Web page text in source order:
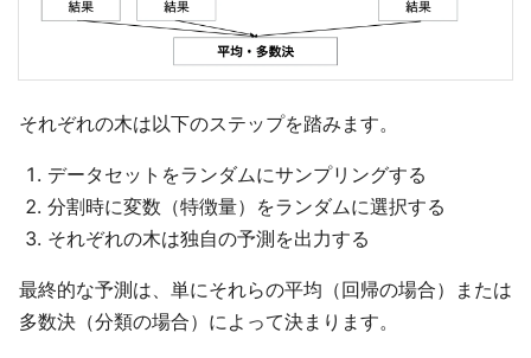
それぞれの木は以下のステップを踏みます。
データセットをランダムにサンプリングする
分割時に変数（特徴量）をランダムに選択する
それぞれの木は独自の予測を出力する
最終的な予測は、単にそれらの平均（回帰の場合）または
多数決（分類の場合）によって決まります。